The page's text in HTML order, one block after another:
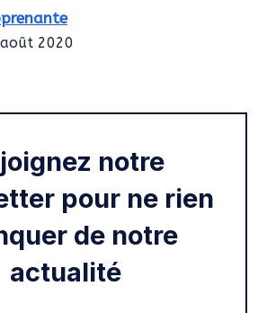
2020
notre
pour ne rien
de notre
actualité